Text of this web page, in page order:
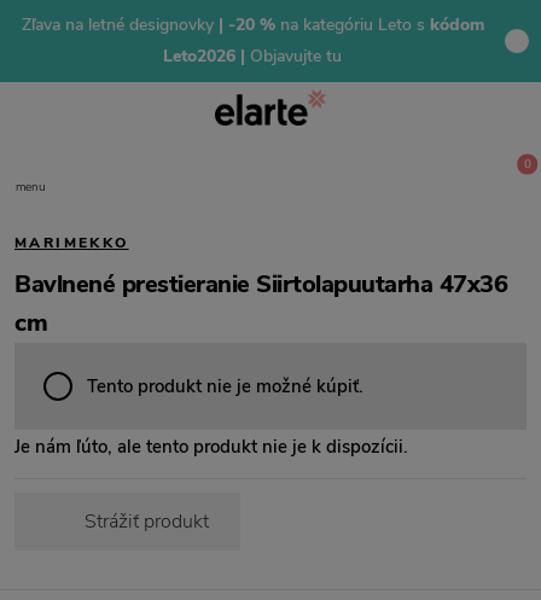
Zľava na letné designovky| -20 % na kategóriu Leto s kódom
Leto2026 | Objavujte tu
menu
0
MARIMEKKO
Bavlnené prestieranie Siirtolapuutarha 47x36
cm
Tento produkt nie je možné kúpiť.
Je nám ľúto, ale tento produkt nie je k dispozícii.
Strážiť produkt